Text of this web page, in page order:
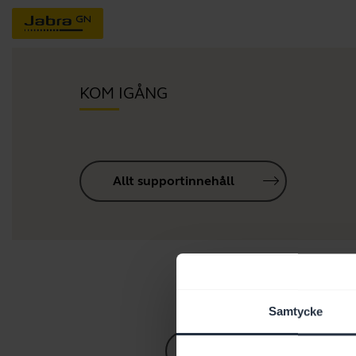
Samtycke
KOM IGÅNG
Allt supportinnehåll